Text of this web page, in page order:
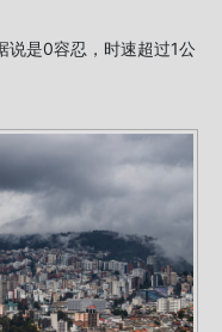
说是0容忍，时速超过1公